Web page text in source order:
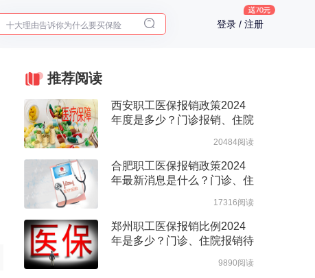
入职体检在线预约 登录 / 注册
推荐阅读
西安职工医保报销政策2024
年度是多少？门诊报销、住院
20484阅读
合肥职工医保报销政策2024
年最新消息是什么？门诊、住
17316阅读
郑州职工医保报销比例2024
年是多少？门诊、住院报销待
9890阅读